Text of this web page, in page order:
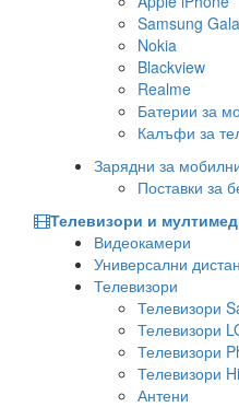
Samsung
Nokia
Blackview
Realme
Батерии за
Калъфи за
Зарядни за
Поставки за
Телевизори и
Видеокамери
Универсални
Телевизори
Телевизори
Телевизори
Телевизори
Телевизори
Антени